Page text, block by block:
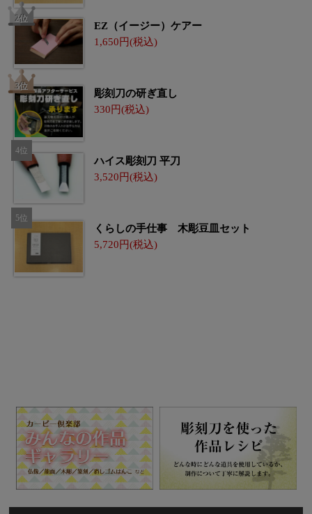
EZ（イージー）ケアー
1,650
彫刻刀の研ぎ直し
330
ハイス彫刻刀 平刀
3,520
くらしの手仕事 木彫豆皿セット
5,720